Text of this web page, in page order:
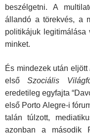
beszélgetni. A
állandó a törekvés, a
politikájuk legitimálása
minket.
És mindezek után eljött
elsőSzociális
eredetileg egyfajta
első Porto Alegre-i
talán túlzott,
azonban a második